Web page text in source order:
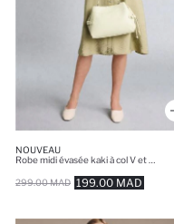
NOUVEAU
199.00 MAD
299.00 MAD